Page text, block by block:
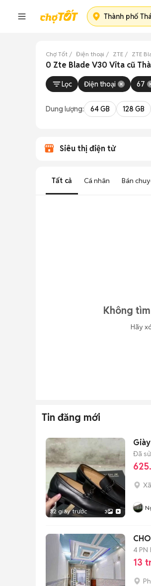
Thành phố
Chợ Tốt Điện thoại ZTE ZTE
0 Zte Blade V30 Vita cũ
Lọc Điện thoại 67
Dung lượng: 64 GB 128 GB
Siêu thị điện tử
Tất cả Cá nhân Bán
Không
Hãy
Tin đăng mới
32 giây trước 3
Đã
4 PN
13